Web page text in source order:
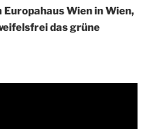
Wien in Wien,
das grüne